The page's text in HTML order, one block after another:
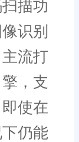
描功
识别
流打
，支
使在
仍能